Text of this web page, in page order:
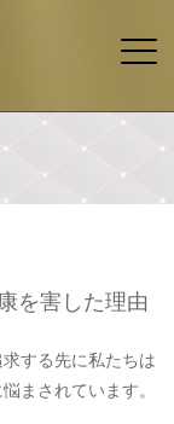
を害した理由
する先に私たちは
まされています。